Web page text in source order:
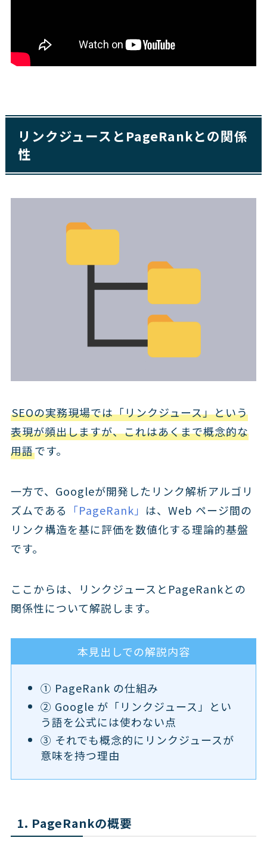
リンクジュースとPageRankとの関係
性
SEOの実務現場では「リンクジュース」という
表現が頻出しますが、これはあくまで概念的な
用語です。
一方で、Googleが開発したリンク解析アルゴリ
ズムである 「PageRank」 は、Web ページ間の
リンク構造を基に評価を数値化する理論的基盤
です。
ここからは、リンクジュースとPageRankとの
関係性について解説します。
本見出しでの解説内容
① PageRank の仕組み
② Google が「リンクジュース」とい
う語を公式には使わない点
③ それでも概念的にリンクジュースが
意味を持つ理由
1. PageRankの概要